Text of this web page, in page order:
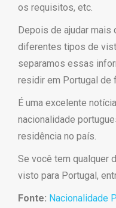
os requisitos, etc.
Depois de ajudar
diferentes tipos de
separamos essas
residir em Portugal de
É uma excelente
nacionalidade
residência no país.
Se você tem qualquer
visto para Portugal,
Fonte: Nacionalidade